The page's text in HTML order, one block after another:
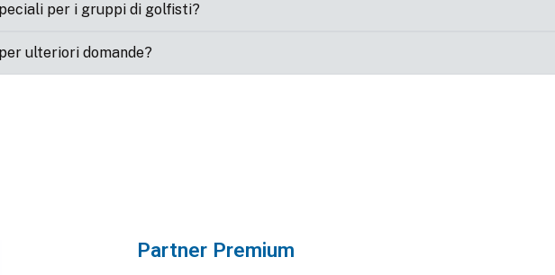
per i gruppi di golfisti?
ulteriori domande?
Partner Premium